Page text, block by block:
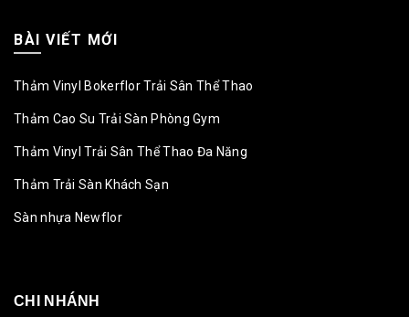
BÀI VIẾT MỚI
Thảm Vinyl Bokerflor Trải Sân Thể Thao
Thảm Cao Su Trải Sàn Phòng Gym
Thảm Vinyl Trải Sân Thể Thao Đa Năng
Thảm Trải Sàn Khách Sạn
Sàn nhựa Newflor
CHI NHÁNH